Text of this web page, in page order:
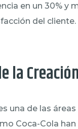
en un 30% y
del cliente.
la
una de las
Coca-Cola